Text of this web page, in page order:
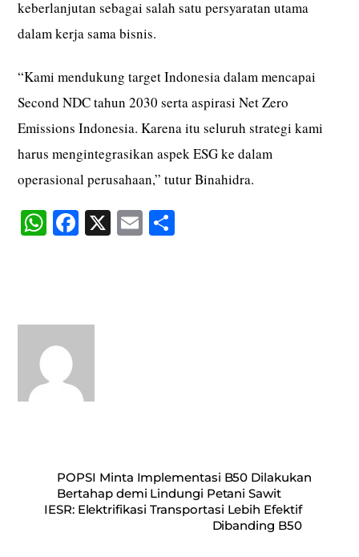
keberlanjutan sebagai salah satu persyaratan utama
dalam kerja sama bisnis.
“Kami mendukung target Indonesia dalam mencapai
Second NDC tahun 2030 serta aspirasi Net Zero
Emissions Indonesia. Karena itu seluruh strategi kami
harus mengintegrasikan aspek ESG ke dalam
operasional perusahaan,” tutur Binahidra.
W
pp
Fa X E
POPSI Minta Implementasi B50 Dilakukan
Bertahap demi Lindungi Petani Sawit
IESR: Elektrifikasi Transportasi Lebih Efektif
Dibanding B50